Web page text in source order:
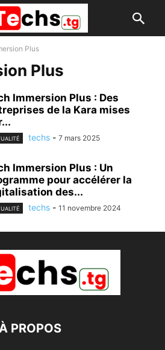
Plus
Plus
Immersion Plus : Des
de la Kara mises
techs - 7 mars 2025
Immersion Plus : Un
pour accélérer la
des...
techs - 11 novembre 2024
PROPOS